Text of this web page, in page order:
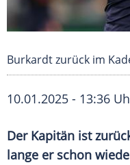
Burkardt zurück im
10.01.2025 - 13:36
Der Kapitän ist
lange er schon